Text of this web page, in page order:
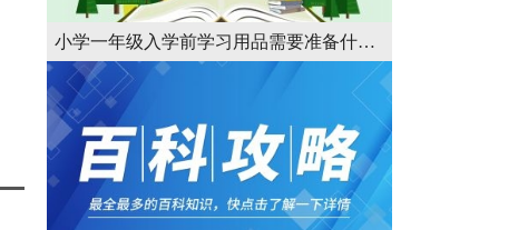
小学一年级入学前学习用品需要准备什么？入学前学习用品的准备